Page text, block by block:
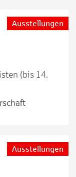
Ausstellungen
(bis 14.
Ausstellungen